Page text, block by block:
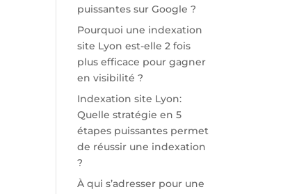
puissantes sur Google ?
Pourquoi une indexation
site Lyon est-elle 2 fois
plus efficace pour gagner
en visibilité ?
Indexation site Lyon:
Quelle stratégie en 5
étapes puissantes permet
de réussir une indexation
?
À qui s’adresser pour une